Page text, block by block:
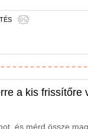
a kis frissítőre
és mérd össze